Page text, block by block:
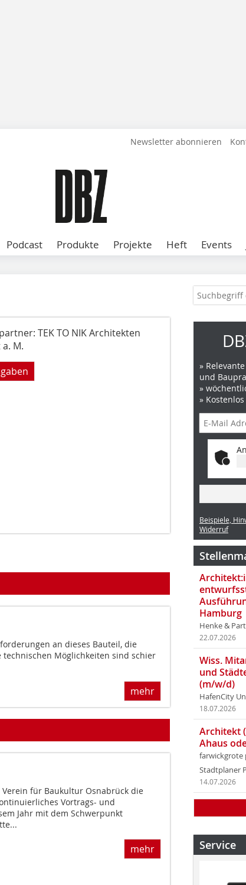
Newsletter abonnieren
Podcast Produkte Projekte Heft Events
TEK TO NIK Architekten
M.
an dieses Bauteil, die
Möglichkeiten sind schier
mehr
für Baukultur Osnabrück die
Vortrags- und
Jahr mit dem Schwerpunkt
mehr
»
und
»
»
Beispiele,
Widerruf
Hamburg
Henke &
22.07.2026
Wiss.
und
(m/w/d)
HafenCity
18.07.2026
Architekt
Ahaus
farwickgrote
Stadtplaner
14.07.2026
Service